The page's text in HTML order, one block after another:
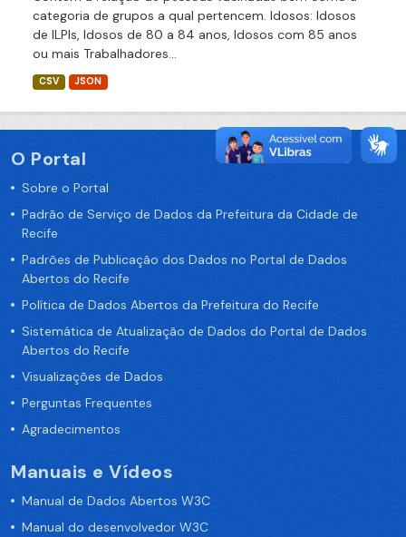
categoria de grupos a qual pertencem. Idosos: Idosos
de ILPIs, Idosos de 80 a 84 anos, Idosos com 85 anos
ou mais Trabalhadores...
CSV JSON
O Portal
Sobre o Portal
Padrão de Serviço de Dados da Prefeitura da Cidade de
Recife
Padrões de Publicação dos Dados no Portal de Dados
Abertos do Recife
Política de Dados Abertos da Prefeitura do Recife
Sistemática de Atualização de Dados do Portal de Dados
Abertos do Recife
Visualizações de Dados
Perguntas Frequentes
Agradecimentos
Manuais e Vídeos
Manual de Dados Abertos W3C
Manual do desenvolvedor W3C